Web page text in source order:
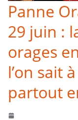
Panne
29 juin :
orages
l’on sait
partout